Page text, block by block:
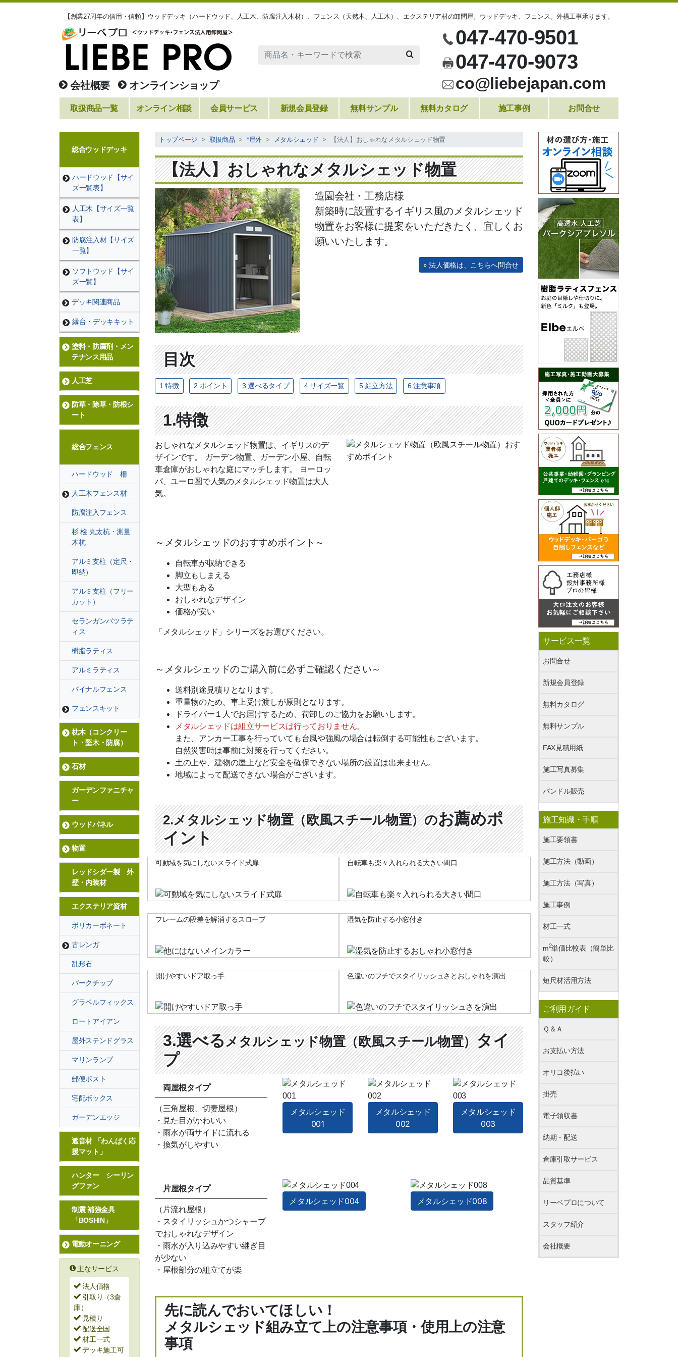
【創業27周年の信用・信頼】ウッドデッキ（ハードウッド、人工木、防腐注入木材）、フェンス（天然木、人工木）、エクステリア材の卸問屋。ウッドデッキ、フェンス、外構工事承ります。
会社概要 オンラインショップ
047-470-9501
047-470-9073
co@liebejapan.com
取扱商品一覧 オンライン相談 会員サービス 新規会員登録 無料サンプル 無料カタログ 施工事例 お問合せ
総合ウッドデッキ
ハードウッド【サイ
ズ一覧表】
人工木【サイズ一覧
表】
防腐注入材【サイズ
一覧】
ソフトウッド【サイ
ズ一覧】
デッキ関連商品
縁台・デッキキット
塗料・防腐剤・メン
テナンス用品
人工芝
防草・除草・防根シ
ート
総合フェンス
ハードウッド 柵
人工木フェンス材
防腐注入フェンス
杉 桧 丸太杭・測量
木杭
アルミ支柱（定尺・
即納）
アルミ支柱（フリー
カット）
セランガンバツラテ
ィス
樹脂ラティス
アルミラティス
バイナルフェンス
フェンスキット
枕木（コンクリー
ト・堅木・防腐）
石材
ガーデンファニチャ
ー
ウッドパネル
物置
レッドシダー製 外
壁・内装材
エクステリア資材
ポリカーボネート
古レンガ
乱形石
バークチップ
グラベルフィックス
ロートアイアン
屋外ステンドグラス
マリンランプ
郵便ポスト
宅配ボックス
ガーデンエッジ
遮音材 「わんぱく応
援マット」
ハンター シーリン
グファン
制震 補強金具
「BOSHIN」
電動オーニング
主なサービス
法人価格
引取り（3倉
庫）
見積り
配送全国
材工一式
デッキ施工可
トップページ 取扱商品 *屋外 メタルシェッド 【法人】おしゃれなメタルシェッド物置
【法人】おしゃれなメタルシェッド物置
造園会社・工務店様
新築時に設置するイギリス風のメタルシェッド
物置をお客様に提案をいただきたく、宜しくお
願いいたします。
» 法人価格は、こちらへ問合せ
目次
1.特徴 2.ポイント 3.選べるタイプ 4.サイズ一覧 5.組立方法 6.注意事項
1.特徴
おしゃれなメタルシェッド物置は、イギリスのデ
ザインです。 ガーデン物置、ガーデン小屋、自転
車倉庫がおしゃれな庭にマッチします。 ヨーロッ
パ、ユーロ圏で人気のメタルシェッド物置は大人
気。
～メタルシェッドのおすすめポイント～
自転車が収納できる
脚立もしまえる
大型もある
おしゃれなデザイン
価格が安い
「メタルシェッド」シリーズをお選びください。
～メタルシェッドのご購入前に必ずご確認ください～
送料別途見積りとなります。
重量物のため、車上受け渡しが原則となります。
ドライバー１人でお届けするため、荷卸しのご協力をお願いします。
メタルシェッドは組立サービスは行っておりません。
また、アンカー工事を行っていても台風や強風の場合は転倒する可能性もございます。
自然災害時は事前に対策を行ってください。
土の上や、建物の屋上など安全を確保できない場所の設置は出来ません。
地域によって配送できない場合がございます。
2.メタルシェッド物置（欧風スチール物置）のお薦めポ
イント
可動域を気にしないスライド式扉 自転車も楽々入れられる大きい間口
フレームの段差を解消するスロープ 湿気を防止する小窓付き
開けやすいドア取っ手 色違いのフチでスタイリッシュさとおしゃれを演出
3.選べるメタルシェッド物置（欧風スチール物置）タイ
プ
両屋根タイプ
（三角屋根、切妻屋根）
・見た目がかわいい
・雨水が両サイドに流れる
・換気がしやすい
メタルシェッド
001
メタルシェッド
002
メタルシェッド
003
片屋根タイプ
（片流れ屋根）
・スタイリッシュかつシャープ
でおしゃれなデザイン
・雨水が入り込みやすい継ぎ目
が少ない
・屋根部分の組立てが楽
メタルシェッド004 メタルシェッド008
先に読んでおいてほしい！
メタルシェッド組み立て上の注意事項・使用上の注意
事項
サービス一覧
お問合せ
新規会員登録
無料カタログ
無料サンプル
FAX見積用紙
施工写真募集
バンドル販売
施工知識・手順
施工要領書
施工方法（動画）
施工方法（写真）
施工事例
材工一式
m2単価比較表（簡単比
較）
短尺材活用方法
ご利用ガイド
Ｑ＆Ａ
お支払い方法
オリコ後払い
掛売
電子領収書
納期・配送
倉庫引取サービス
品質基準
リーベプロについて
スタッフ紹介
会社概要